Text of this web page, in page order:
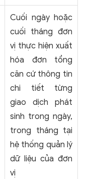
Cuối ngày hoặc
cuối tháng đơn
vị thực hiện xuất
hóa đơn tổng
căn cứ thông tin
chi tiết từng
giao dịch phát
sinh trong ngày,
trong tháng tại
hệ thống quản lý
dữ liệu của đơn
vị